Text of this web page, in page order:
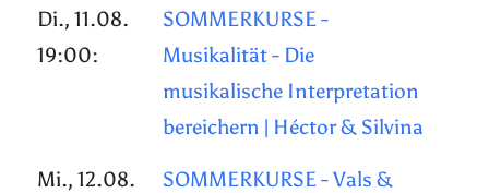
Di., 11.08.
19:00:
SOMMERKURSE -
Musikalität - Die
musikalische Interpretation
bereichern | Héctor & Silvina
Mi., 12.08.
SOMMERKURSE - Vals &